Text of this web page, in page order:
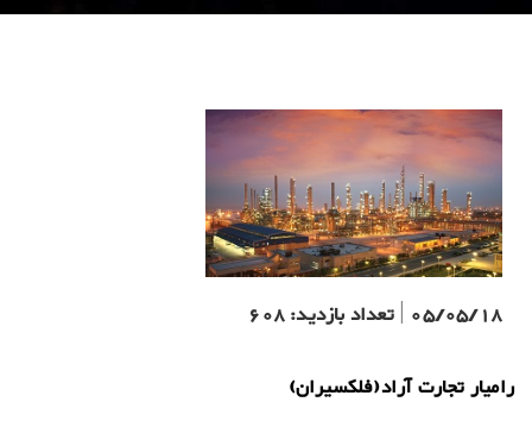
05/05/18
|تعداد بازدید:608
رامیار تجارت آراد(فلکسیران)